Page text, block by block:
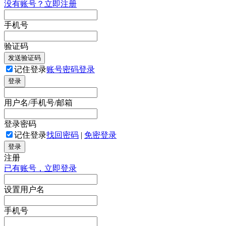
没有账号？立即注册
手机号
验证码
发送验证码
记住登录账号密码登录
登录
用户名/手机号/邮箱
登录密码
记住登录找回密码 | 免密登录
登录
注册
已有账号，立即登录
设置用户名
手机号